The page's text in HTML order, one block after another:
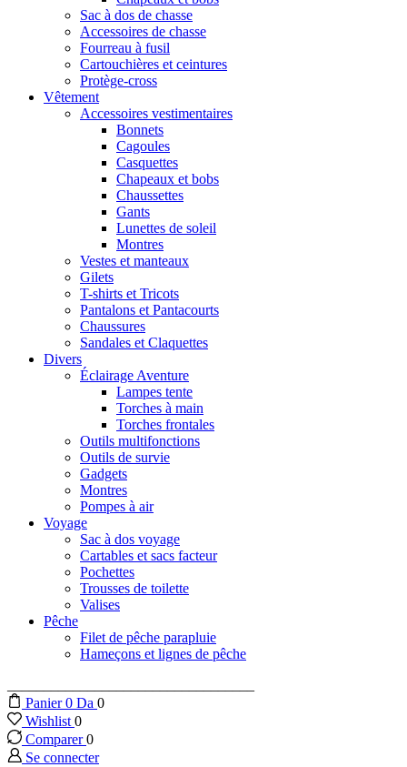
Sac à dos de chasse
Accessoires de chasse
Fourreau à fusil
Cartouchières et ceintures
Protège-cross
Vêtement
Accessoires vestimentaires
Bonnets
Cagoules
Casquettes
Chapeaux et bobs
Chaussettes
Gants
Lunettes de soleil
Montres
Vestes et manteaux
Gilets
T-shirts et Tricots
Pantalons et Pantacourts
Chaussures
Sandales et Claquettes
Divers
Éclairage Aventure
Lampes tente
Torches à main
Torches frontales
Outils multifonctions
Outils de survie
Gadgets
Montres
Pompes à air
Voyage
Sac à dos voyage
Cartables et sacs facteur
Pochettes
Trousses de toilette
Valises
Pêche
Filet de pêche parapluie
Hameçons et lignes de pêche
Panier0 Da 0
Wishlist 0
Comparer0
Se connecter